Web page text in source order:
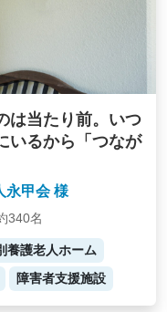
は当たり前。いつ
いるから「つなが
永甲会 様
340名
養護老人ホーム
障害者支援施設